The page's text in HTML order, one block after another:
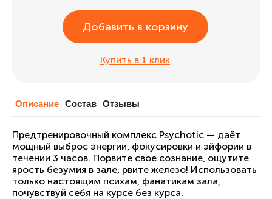
Добавить в корзину
Купить в 1 клик
Описание Cостав Отзывы
Предтренировочный комплекс Psychotic — даёт
мощный выброс энергии, фокусировки и эйфории в
течении 3 часов. Порвите свое сознание, ощутите
ярость безумия в зале, рвите железо! Использовать
только настоящим психам, фанатикам зала,
почувствуй себя на курсе без курса.